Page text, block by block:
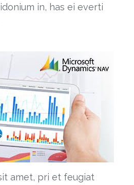
in, has ei everti
amet, pri et feugiat